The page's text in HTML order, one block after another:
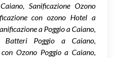
Sanificazione Ozono
con ozono Hotel a
a Poggio a Caiano,
Batteri Poggio a Caiano,
Ozono Poggio a Caiano,